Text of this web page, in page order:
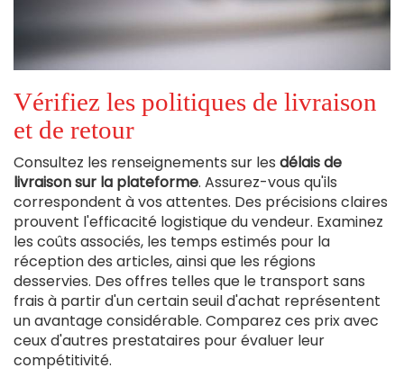
Vérifiez les politiques de livraison
et de retour
Consultez les renseignements sur les délais de
livraison sur la plateforme. Assurez-vous qu'ils
correspondent à vos attentes. Des précisions claires
prouvent l'efficacité logistique du vendeur. Examinez
les coûts associés, les temps estimés pour la
réception des articles, ainsi que les régions
desservies. Des offres telles que le transport sans
frais à partir d'un certain seuil d'achat représentent
un avantage considérable. Comparez ces prix avec
ceux d'autres prestataires pour évaluer leur
compétitivité.